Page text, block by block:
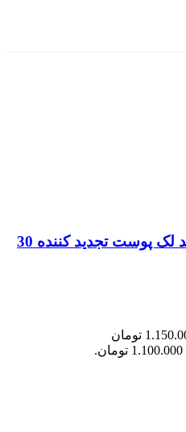
New Well آبرسان، سرم ضد لک پوست تجدید کننده 30
قیمت اصلی: 1.150.000 تومان